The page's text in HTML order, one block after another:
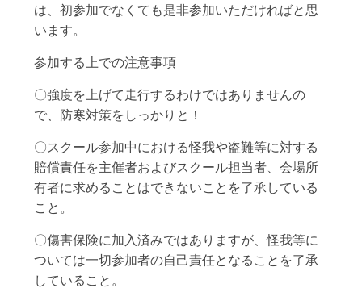
は、初参加でなくても是非参加いただければと思
います。
参加する上での注意事項
〇強度を上げて走行するわけではありませんの
で、防寒対策をしっかりと！
〇スクール参加中における怪我や盗難等に対する
賠償責任を主催者およびスクール担当者、会場所
有者に求めることはできないことを了承している
こと。
〇傷害保険に加入済みではありますが、怪我等に
ついては一切参加者の自己責任となることを了承
していること。